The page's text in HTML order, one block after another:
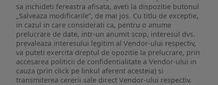
sa inchideti fereastra afisata, aveti la dispozitie butonul
„Salveaza modificarile”, de mai jos. Cu titlu de exceptie,
in cazul in care considerati ca, pentru o anume
prelucrare de date, intr-un anumit scop, interesul dvs.
prevaleaza interesului legitim al Vendor-ului respectiv,
va puteti exercita dreptul de opozitie la prelucrare, prin
accesarea politicii de confidentialitate a Vendor-ului in
cauza (prin click pe linkul aferent acesteia) si
transmiterea cererii sale direct Vendor-ului respectiv.